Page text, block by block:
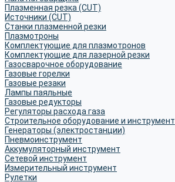
Плазменная резка (CUT)
Источники (CUT)
Станки плазменной резки
Плазмотроны
Комплектующие для плазмотронов
Комплектующие для лазерной резки
Газосварочное оборудование
Газовые горелки
Газовые резаки
Лампы паяльные
Газовые редукторы
Регуляторы расхода газа
Строительное оборудование и инструмент
Генераторы (электростанции)
Пневмоинструмент
Аккумуляторный инструмент
Сетевой инструмент
Измерительный инструмент
Рулетки